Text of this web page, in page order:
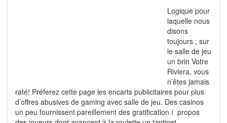
Logique pour
laquelle nous
disons
toujours ; sur
le salle de jeu
un brin Votre
Riviera, vous
n’êtes jamais
raté! Préferez cette page les encarts publicitaires pour plus
d’offres abusives de gaming avec salle de jeu. Des casinos
un peu fournissent pareillement des gratification í propos